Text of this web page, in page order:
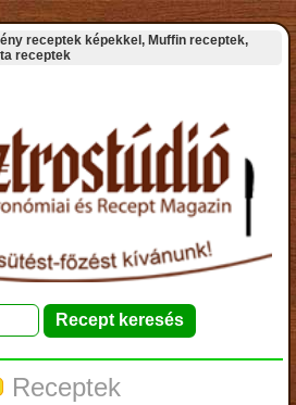
receptek képekkel, Muffin receptek,
receptek
Receptek